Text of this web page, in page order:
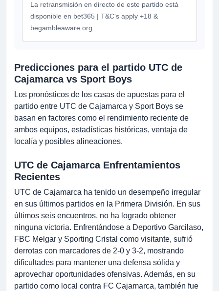
La retransmisión en directo de este partido está
disponible en bet365 | T&C's apply +18 &
begambleaware.org
Predicciones para el partido UTC de
Cajamarca vs Sport Boys
Los pronósticos de los casas de apuestas para el
partido entre UTC de Cajamarca y Sport Boys se
basan en factores como el rendimiento reciente de
ambos equipos, estadísticas históricas, ventaja de
localía y posibles alineaciones.
UTC de Cajamarca Enfrentamientos
Recientes
UTC de Cajamarca ha tenido un desempeño irregular
en sus últimos partidos en la Primera División. En sus
últimos seis encuentros, no ha logrado obtener
ninguna victoria. Enfrentándose a Deportivo Garcilaso,
FBC Melgar y Sporting Cristal como visitante, sufrió
derrotas con marcadores de 2-0 y 3-2, mostrando
dificultades para mantener una defensa sólida y
aprovechar oportunidades ofensivas. Además, en su
partido como local contra FC Cajamarca, también fue